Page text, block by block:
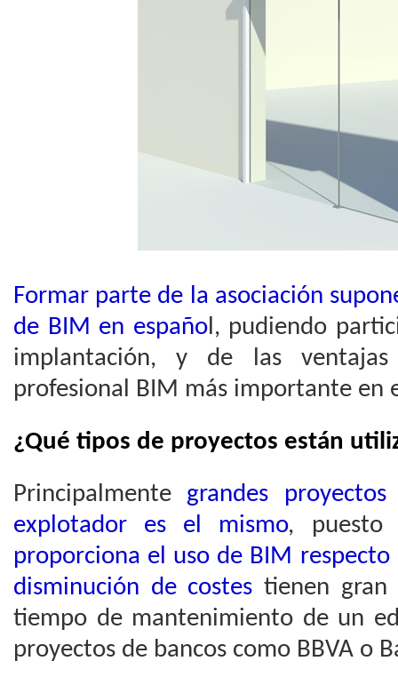
Formar parte de la asociación
de BIM en español, pudiendo
implantación, y de las
profesional BIM más importante en
¿Qué tipos de proyectos están
Principalmente grandes
explotador es el mismo,
proporciona el uso de BIM
disminución de costes tienen gran
tiempo de mantenimiento de un
proyectos de bancos como BBVA o